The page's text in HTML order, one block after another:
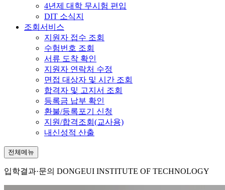
4년제 대학 무시험 편입
DIT 소식지
조회서비스
지원자 접수 조회
수험번호 조회
서류 도착 확인
지원자 연락처 수정
면접 대상자 및 시간 조회
합격자 및 고지서 조회
등록금 납부 확인
환불/등록포기 신청
지원/합격조회(교사용)
내신성적 산출
전체메뉴
입학결과·문의 DONGEUI INSTITUTE OF TECHNOLOGY